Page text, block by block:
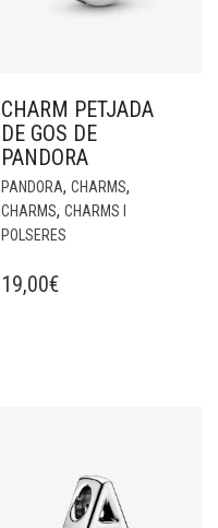
CHARM PETJADA
DE GOS DE
PANDORA
PANDORA, CHARMS,
CHARMS, CHARMS I
POLSERES
19,00€